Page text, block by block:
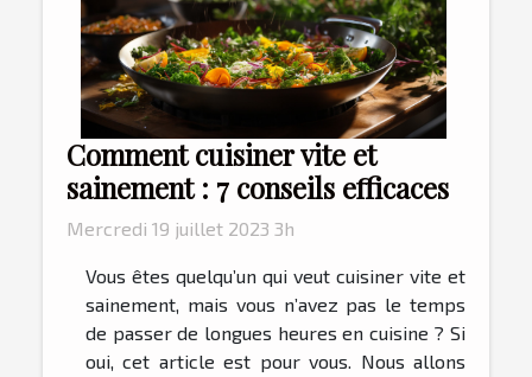
Comment cuisiner vite et
sainement : 7 conseils efficaces
Mercredi 19 juillet 2023 3h
Vous êtes quelqu’un qui veut cuisiner vite et
sainement, mais vous n’avez pas le temps
de passer de longues heures en cuisine ? Si
oui, cet article est pour vous. Nous allons